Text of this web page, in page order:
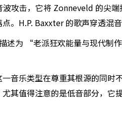
攻击，它将 Zonneveld 的尖端
。H.P. Baxxter 的歌声穿透混
述为 “老派狂欢能量与现代制
音乐类型在尊重其根源的同
其值得注意的是低音部分，它